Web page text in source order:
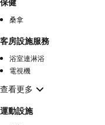
桑拿
客房設施服務
浴室連淋浴
電視機
查看更多
運動設施